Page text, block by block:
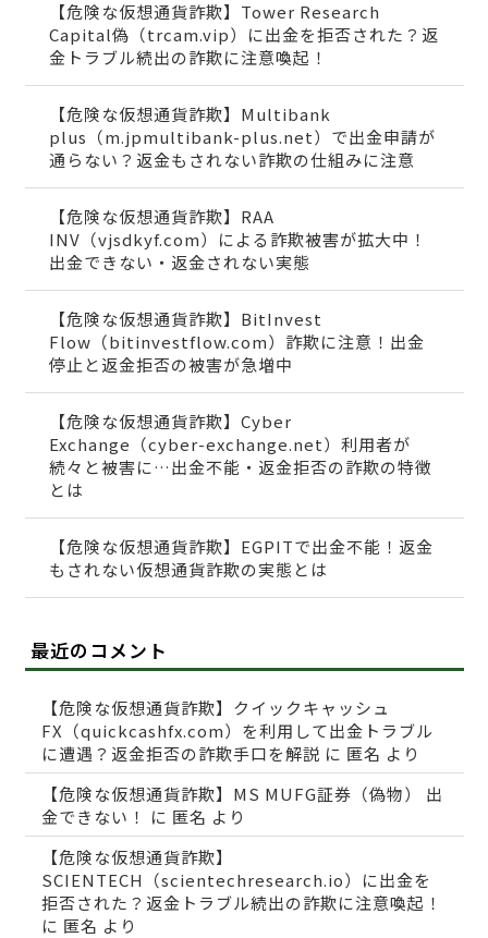
【危険な仮想通貨詐欺】Tower Research
Capital偽（trcam.vip）に出金を拒否された？返
金トラブル続出の詐欺に注意喚起！
【危険な仮想通貨詐欺】Multibank
plus（m.jpmultibank-plus.net）で出金申請が
通らない？返金もされない詐欺の仕組みに注意
【危険な仮想通貨詐欺】RAA
INV（vjsdkyf.com）による詐欺被害が拡大中！
出金できない・返金されない実態
【危険な仮想通貨詐欺】BitInvest
Flow（bitinvestflow.com）詐欺に注意！出金
停止と返金拒否の被害が急増中
【危険な仮想通貨詐欺】Cyber
Exchange（cyber-exchange.net）利用者が
続々と被害に…出金不能・返金拒否の詐欺の特徴
とは
【危険な仮想通貨詐欺】EGPITで出金不能！返金
もされない仮想通貨詐欺の実態とは
最近のコメント
【危険な仮想通貨詐欺】クイックキャッシュ
FX（quickcashfx.com）を利用して出金トラブル
に遭遇？返金拒否の詐欺手口を解説 に 匿名 より
【危険な仮想通貨詐欺】MS MUFG証券（偽物） 出
金できない！
に 匿名 より
【危険な仮想通貨詐欺】
SCIENTECH（scientechresearch.io）に出金を
拒否された？返金トラブル続出の詐欺に注意喚起！
に 匿名 より